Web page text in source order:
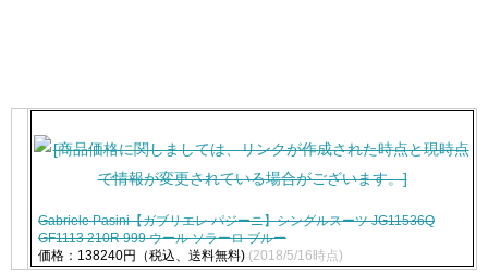
Gabriele Pasini【ガブリエレ パジーニ】シングルスーツ JG11536Q
GF1113 210R 999 ウール ソラーロ ブルー
価格：138240円（税込、送料無料) (2018/5/16時点)